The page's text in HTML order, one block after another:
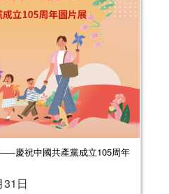
慶祝中國共產黨成立105周年
31日